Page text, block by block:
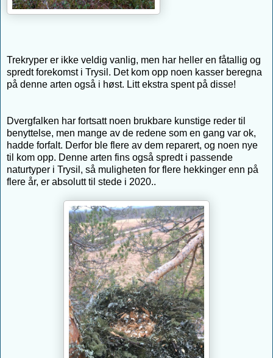
Trekryper er ikke veldig vanlig, men har heller en fåtallig og
spredt forekomst i Trysil. Det kom opp noen kasser beregna
på denne arten også i høst. Litt ekstra spent på disse!
Dvergfalken har fortsatt noen brukbare kunstige reder til
benyttelse, men mange av de redene som en gang var ok,
hadde forfalt. Derfor ble flere av dem reparert, og noen nye
til kom opp. Denne arten fins også spredt i passende
naturtyper i Trysil, så muligheten for flere hekkinger enn på
flere år, er absolutt til stede i 2020..